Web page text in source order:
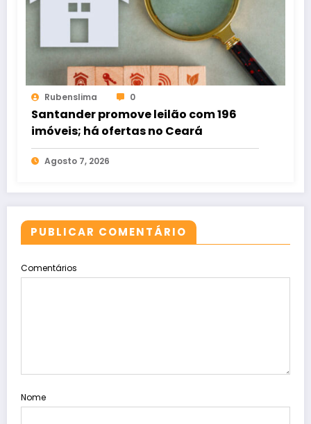
Rubenslima 0
Santander promove leilão com 196
imóveis; há ofertas no Ceará
Agosto 7, 2026
PUBLICAR COMENTÁRIO
Comentários
Nome